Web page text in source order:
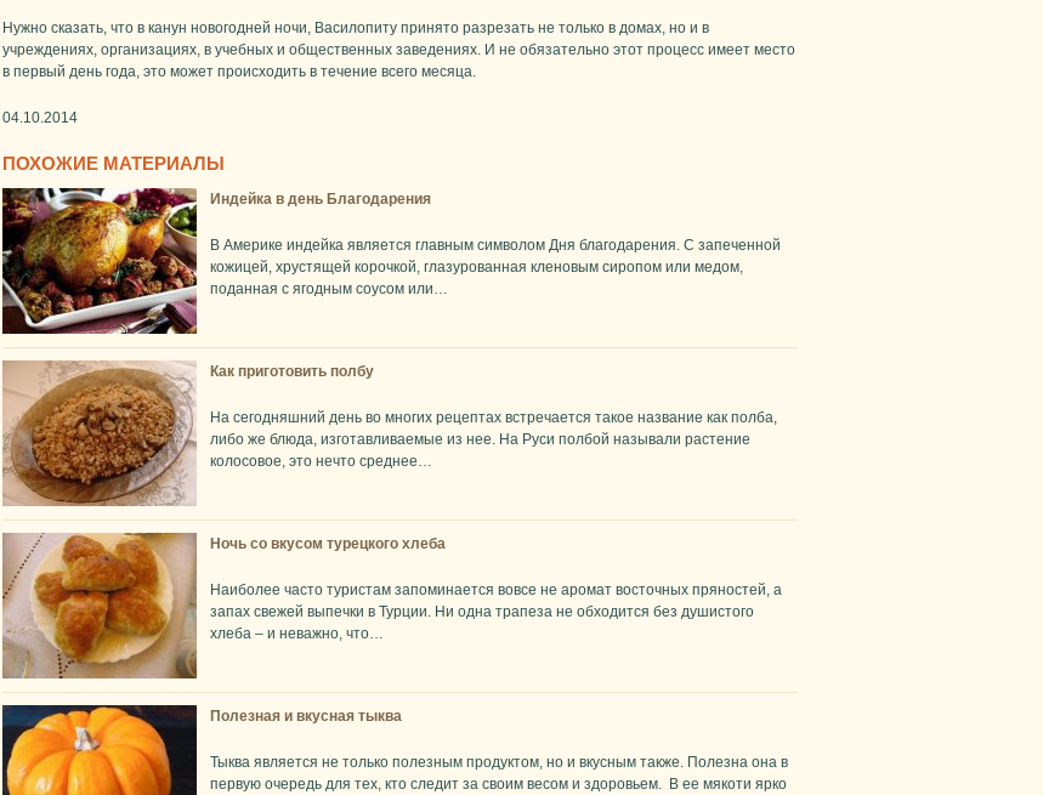
Нужно сказать, что в канун новогодней ночи, Василопиту принято разрезать не только в домах, но и в
учреждениях, организациях, в учебных и общественных заведениях. И не обязательно этот процесс имеет место
в первый день года, это может происходить в течение всего месяца.
04.10.2014
ПОХОЖИЕ МАТЕРИАЛЫ
Индейка в день Благодарения
В Америке индейка является главным символом Дня благодарения. С запеченной
кожицей, хрустящей корочкой, глазурованная кленовым сиропом или медом,
поданная с ягодным соусом или…
Как приготовить полбу
На сегодняшний день во многих рецептах встречается такое название как полба,
либо же блюда, изготавливаемые из нее. На Руси полбой называли растение
колосовое, это нечто среднее…
Ночь со вкусом турецкого хлеба
Наиболее часто туристам запоминается вовсе не аромат восточных пряностей, а
запах свежей выпечки в Турции. Ни одна трапеза не обходится без душистого
хлеба – и неважно, что…
Полезная и вкусная тыква
Тыква является не только полезным продуктом, но и вкусным также. Полезна она в
первую очередь для тех, кто следит за своим весом и здоровьем. В ее мякоти ярко